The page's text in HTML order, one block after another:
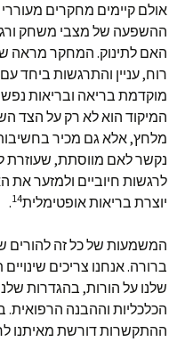
אולם קיימים מחקרים
ההשפעה של מצבי משחק
האם לתינוק. המחקר מראה
רוח, עניין והתרגשות
מוקדמת בריאה ובריאות
המיקוד הוא לא רק על הצד
מלחץ, אלא גם מכיר
נקשר לאם מווסתת, שעוזרת
לרגשות חיוביים ולמזער את
יוצרת בריאות אופטימלית14
.
המשמעות של כל זה להורים
ברורה. אנחנו צריכים
שלנו על הורות, בהגדרות
הכלכליות וההבנה הרפואית.
ההתקשרות דורשת מאיתנו